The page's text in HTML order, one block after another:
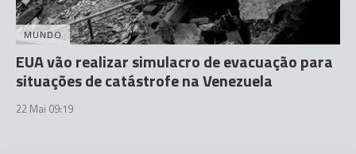
MUNDO
EUA vão realizar simulacro de evacuação para
situações de catástrofe na Venezuela
22 Mai 09:19